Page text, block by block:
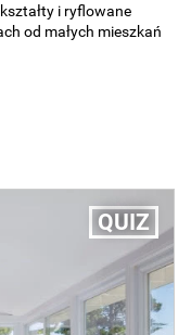
i ryflowane
od małych mieszkań
QUIZ